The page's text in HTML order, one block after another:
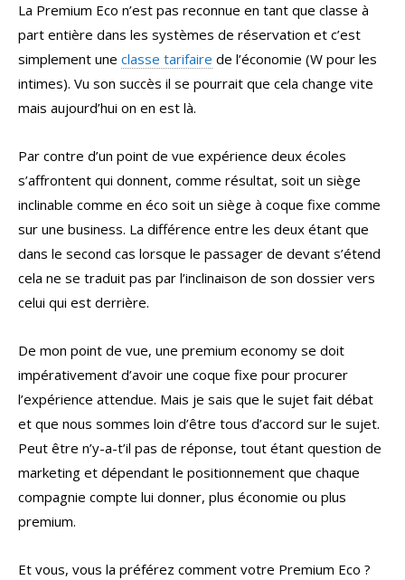
La Premium Eco n’est pas reconnue en tant que classe à
part entière dans les systèmes de réservation et c’est
simplement une classe tarifaire de l’économie (W pour les
intimes). Vu son succès il se pourrait que cela change vite
mais aujourd’hui on en est là.
Par contre d’un point de vue expérience deux écoles
s’affrontent qui donnent, comme résultat, soit un siège
inclinable comme en éco soit un siège à coque fixe comme
sur une business. La différence entre les deux étant que
dans le second cas lorsque le passager de devant s’étend
cela ne se traduit pas par l’inclinaison de son dossier vers
celui qui est derrière.
De mon point de vue, une premium economy se doit
impérativement d’avoir une coque fixe pour procurer
l’expérience attendue. Mais je sais que le sujet fait débat
et que nous sommes loin d’être tous d’accord sur le sujet.
Peut être n’y-a-t’il pas de réponse, tout étant question de
marketing et dépendant le positionnement que chaque
compagnie compte lui donner, plus économie ou plus
premium.
Et vous, vous la préférez comment votre Premium Eco ?